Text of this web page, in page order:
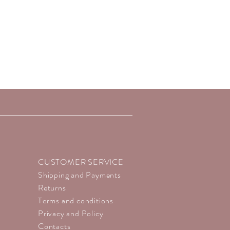
FRUIT OIL, METHYL-
C.I. 77742 (MANGANESE
GREEN), C.I. 77510
C.I. 45410 (RED 27 LAKE), C.I.
(IN ACCORDING TO F.D.A.).
CUSTOMER SERVICE
Shipping and Payments
Returns
Terms and conditions
Privacy and Policy
Contacts